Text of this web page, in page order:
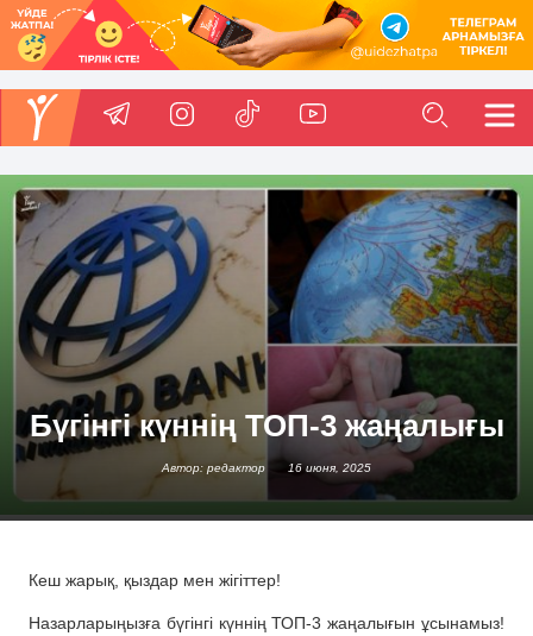
Бүгінгі күннің ТОП-3 жаңалығы
Автор: редактор 16 июня, 2025
Кеш жарық, қыздар мен жігіттер!
Назарларыңызға бүгінгі күннің ТОП-3 жаңалығын ұсынамыз!